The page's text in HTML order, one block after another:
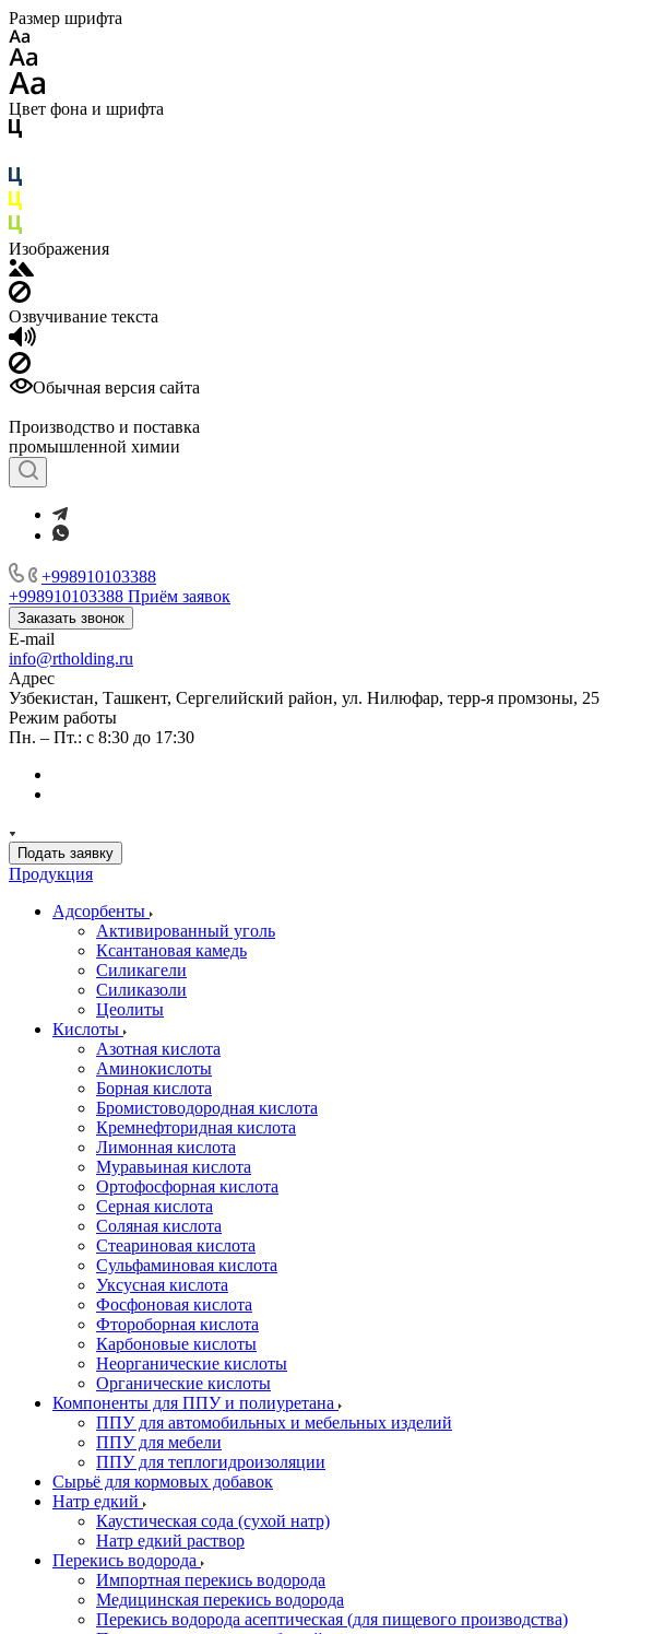
Размер шрифта
Цвет фона и шрифта
Изображения
Озвучивание текста
Обычная версия сайта
Производство и поставка
промышленной химии
+998910103388
+998910103388 Приём заявок
Заказать звонок
E-mail
info@rtholding.ru
Адрес
Узбекистан, Ташкент, Сергелийский район, ул. Нилюфар, терр-я промзоны, 25
Режим работы
Пн. – Пт.: с 8:30 до 17:30
Подать заявку
Продукция
Адсорбенты
Активированный уголь
Ксантановая камедь
Силикагели
Силиказоли
Цеолиты
Кислоты
Азотная кислота
Аминокислоты
Борная кислота
Бромистоводородная кислота
Кремнефторидная кислота
Лимонная кислота
Муравьиная кислота
Ортофосфорная кислота
Серная кислота
Соляная кислота
Стеариновая кислота
Сульфаминовая кислота
Уксусная кислота
Фосфоновая кислота
Фтороборная кислота
Карбоновые кислоты
Неорганические кислоты
Органические кислоты
Компоненты для ППУ и полиуретана
ППУ для автомобильных и мебельных изделий
ППУ для мебели
ППУ для теплогидроизоляции
Сырьё для кормовых добавок
Натр едкий
Каустическая сода (сухой натр)
Натр едкий раствор
Перекись водорода
Импортная перекись водорода
Медицинская перекись водорода
Перекись водорода асептическая (для пищевого производства)